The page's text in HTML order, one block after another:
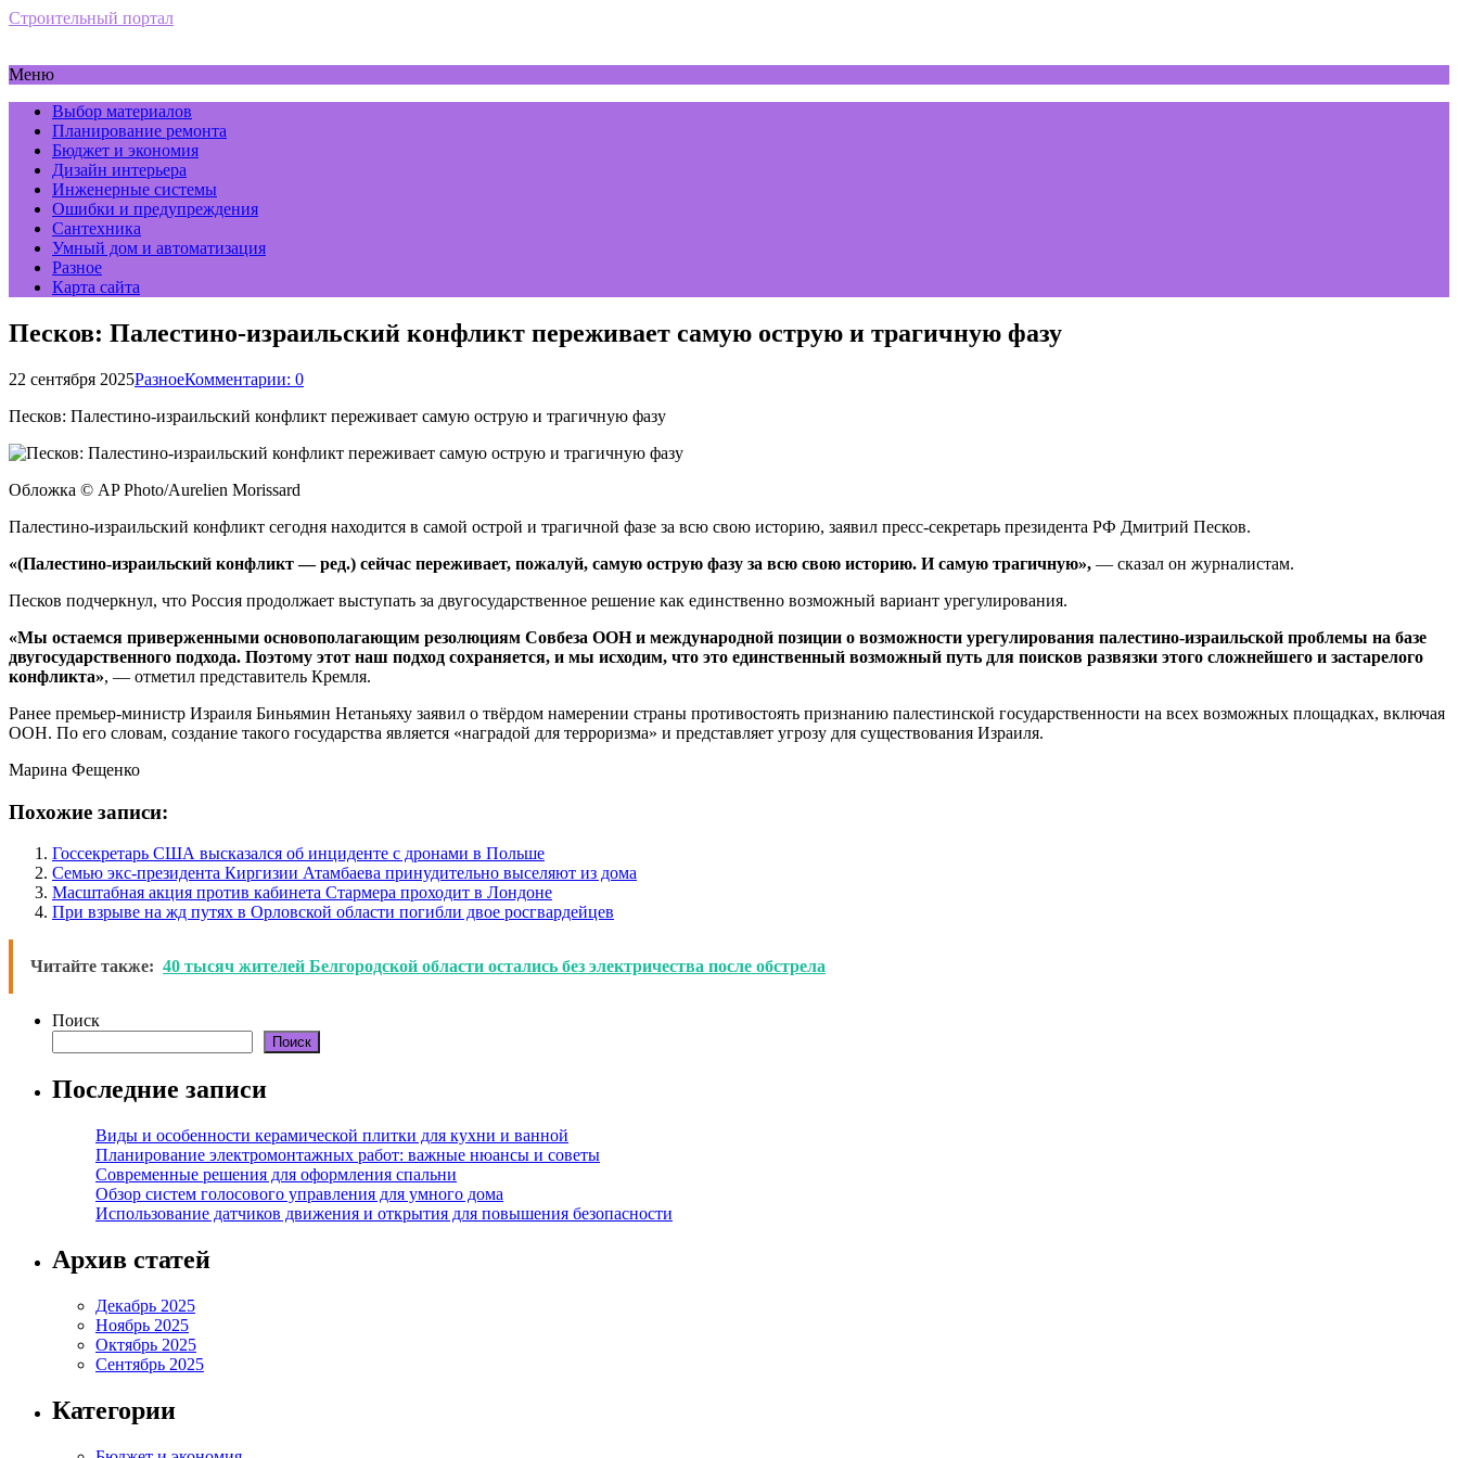
Строительный портал
Меню
Выбор материалов
Планирование ремонта
Бюджет и экономия
Дизайн интерьера
Инженерные системы
Ошибки и предупреждения
Сантехника
Умный дом и автоматизация
Разное
Карта сайта
Песков: Палестино-израильский конфликт переживает самую острую и трагичную фазу
22 сентября 2025РазноеКомментарии: 0
Песков: Палестино-израильский конфликт переживает самую острую и трагичную фазу
Обложка © AP Photo/Aurelien Morissard
Палестино-израильский конфликт сегодня находится в самой острой и трагичной фазе за всю свою историю, заявил пресс-секретарь президента РФ Дмитрий Песков.
«(Палестино-израильский конфликт — ред.) сейчас переживает, пожалуй, самую острую фазу за всю свою историю. И самую трагичную», — сказал он журналистам.
Песков подчеркнул, что Россия продолжает выступать за двугосударственное решение как единственно возможный вариант урегулирования.
«Мы остаемся приверженными основополагающим резолюциям Совбеза ООН и международной позиции о возможности урегулирования палестино-израильской проблемы на базе
двугосударственного подхода. Поэтому этот наш подход сохраняется, и мы исходим, что это единственный возможный путь для поисков развязки этого сложнейшего и застарелого
конфликта», — отметил представитель Кремля.
Ранее премьер-министр Израиля Биньямин Нетаньяху заявил о твёрдом намерении страны противостоять признанию палестинской государственности на всех возможных площадках, включая
ООН. По его словам, создание такого государства является «наградой для терроризма» и представляет угрозу для существования Израиля.
Марина Фещенко
Похожие записи:
Госсекретарь США высказался об инциденте с дронами в Польше
Семью экс-президента Киргизии Атамбаева принудительно выселяют из дома
Масштабная акция против кабинета Стармера проходит в Лондоне
При взрыве на жд путях в Орловской области погибли двое росгвардейцев
Читайте также: 40 тысяч жителей Белгородской области остались без электричества после обстрела
Поиск
Поиск
Последние записи
Виды и особенности керамической плитки для кухни и ванной
Планирование электромонтажных работ: важные нюансы и советы
Современные решения для оформления спальни
Обзор систем голосового управления для умного дома
Использование датчиков движения и открытия для повышения безопасности
Архив статей
Декабрь 2025
Ноябрь 2025
Октябрь 2025
Сентябрь 2025
Категории